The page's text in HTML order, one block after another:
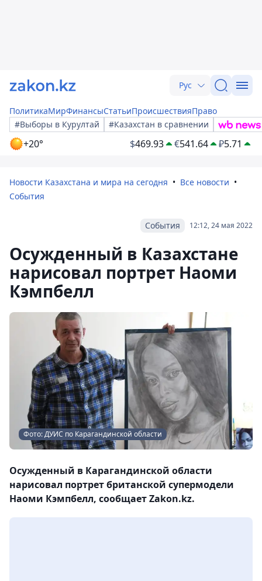
Рус
ПолитикаМирФинансыСтатьиПроисшествияПраво
#Выборы в Курултай
#Казахстан в сравнении
+20° $469.93 €541.64 ₽5.71
Новости Казахстана и мира на сегодня
Все новости
События
12:12, 24 мая 2022
События
Осужденный в Казахстане
нарисовал портрет Наоми
Кэмпбелл
Фото: ДУИС по Карагандинской области
Осужденный в Карагандинской области
нарисовал портрет британской супермодели
Наоми Кэмпбелл, сообщает Zakon.kz.